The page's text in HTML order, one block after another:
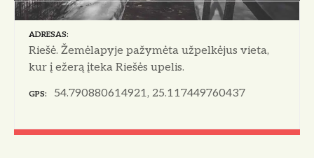
ADRESAS
Riešė. Žemėlapyje pažymėta užpelkėjus vieta,
kur į ežerą įteka Riešės upelis.
GPS 54.790880614921, 25.117449760437